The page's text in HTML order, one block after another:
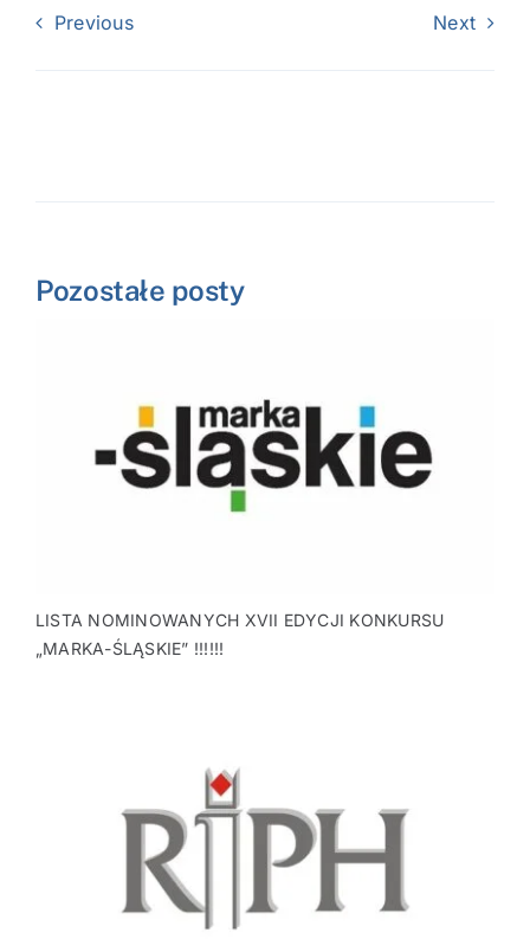
Previous Next
Pozostałe posty
LISTA NOMINOWANYCH XVII EDYCJI KONKURSU
„MARKA-ŚLĄSKIE” !!!!!!